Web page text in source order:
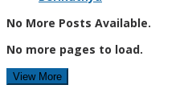
No More Posts Available.
No more pages to load.
View More